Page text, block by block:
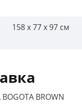
158 x 77 x 97 см
BROWN